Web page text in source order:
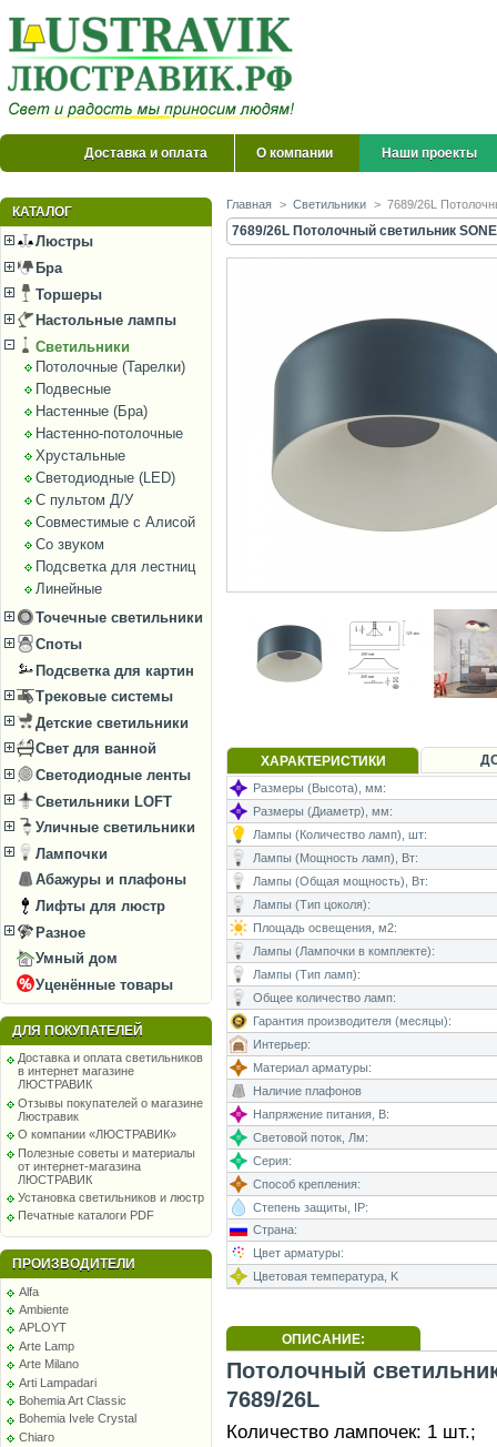
Доставка и оплата О компании Наши проекты
КАТАЛОГ
Люстры
Бра
Торшеры
Настольные лампы
Светильники
Потолочные (Тарелки)
Подвесные
Настенные (Бра)
Настенно-потолочные
Хрустальные
Светодиодные (LED)
С пультом Д/У
Совместимые с Алисой
Со звуком
Подсветка для лестниц
Линейные
Точечные светильники
Споты
Подсветка для картин
Трековые системы
Детские светильники
Свет для ванной
Светодиодные ленты
Светильники LOFT
Уличные светильники
Лампочки
Абажуры и плафоны
Лифты для люстр
Разное
Умный дом
Уценённые товары
ДЛЯ ПОКУПАТЕЛЕЙ
Доставка и оплата светильников
в интернет магазине
ЛЮСТРАВИК
Отзывы покупателей о магазине
Люстравик
О компании «ЛЮСТРАВИК»
Полезные советы и материалы
от интернет-магазина
ЛЮСТРАВИК
Установка светильников и люстр
Печатные каталоги PDF
ПРОИЗВОДИТЕЛИ
Alfa
Ambiente
APLOYT
Arte Lamp
Arte Milano
Arti Lampadari
Bohemia Art Classic
Bohemia Ivele Crystal
Chiaro
Главная > Светильники > 7689/26L
7689/26L Потолочный светильник
ХАРАКТЕРИСТИКИ
Размеры (Высота), мм:
Размеры (Диаметр), мм:
Лампы (Количество ламп), шт:
Лампы (Мощность ламп), Вт:
Лампы (Общая мощность), Вт:
Лампы (Тип цоколя):
Площадь освещения, м2:
Лампы (Лампочки в комплекте):
Лампы (Тип ламп):
Общее количество ламп:
Гарантия производителя (месяцы):
Интерьер:
Материал арматуры:
Наличие плафонов
Напряжение питания, В:
Световой поток, Лм:
Серия:
Способ крепления:
Степень защиты, IP:
Страна:
Цвет арматуры:
Цветовая температура, K
ОПИСАНИЕ:
Потолочный
7689/26L
Количество лампочек: 1 шт.;